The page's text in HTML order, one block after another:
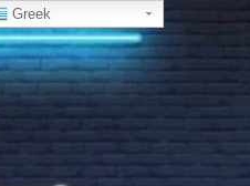
Greek